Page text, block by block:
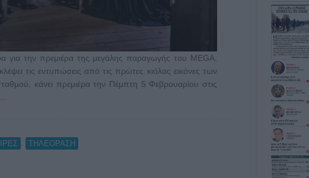
την πρεμιέρα της μεγάλης παραγωγής του MEGA,
τις εντυπώσεις από τις πρώτες κιόλας εικόνες των
κάνει πρεμιέρα την Πέμπτη 5 Φεβρουαρίου στις
ΤΗΛΕΟΡΑΣΗ